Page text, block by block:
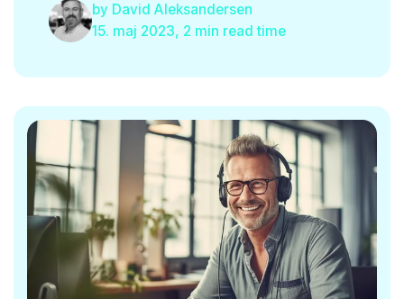
by David Aleksandersen
15. maj 2023, 2 min read time